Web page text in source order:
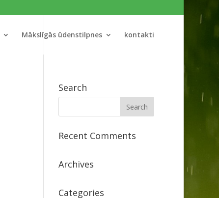
Mākslīgās ūdenstilpnes kontakti
Search
Recent Comments
Archives
Categories